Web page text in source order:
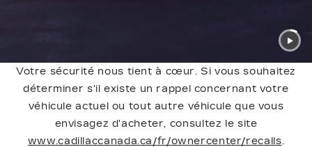
Votre sécurité nous tient à cœur. Si vous souhaitez
déterminer s'il existe un rappel concernant votre
véhicule actuel ou tout autre véhicule que vous
envisagez d'acheter, consultez le site
www.cadillaccanada.ca/fr/ownercenter/recalls.